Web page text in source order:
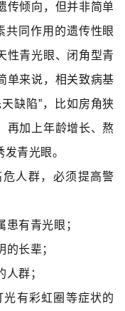
传倾向，但并非简单
共同作用的遗传性眼
性青光眼、闭角型青
单来说，相关致病基
缺陷”，比如房角狭
再加上年龄增长、熬
青光眼。
人群，必须提高警
有青光眼；
长辈；
群；
有彩虹圈等症状的